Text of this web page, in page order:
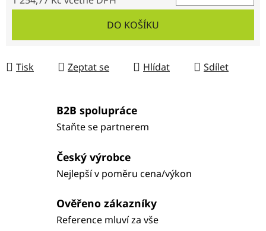
DO KOŠÍKU
Tisk Zeptat se Hlídat Sdílet
B2B spolupráce
Staňte se partnerem
Český výrobce
Nejlepší v poměru cena/výkon
Ověřeno zákazníky
Reference mluví za vše